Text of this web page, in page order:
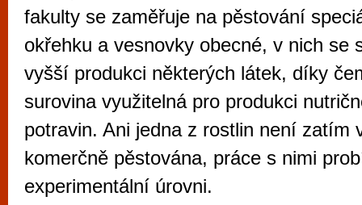
fakulty se zaměřuje na pěstování
okřehku a vesnovky obecné, v nich se
vyšší produkci některých látek, díky
surovina využitelná pro produkci
potravin. Ani jedna z rostlin není zatím
komerčně pěstována, práce s nimi
experimentální úrovni.
Brno je
zajímavé
restaurace,
Mimo jiné je ale také místem, kde si
vyzkoušet různé kasinové hry. V
metropoli naleznete širokou nabídku her
po moderní automaty jak pro pravidelné
příležitostné hráče. V...